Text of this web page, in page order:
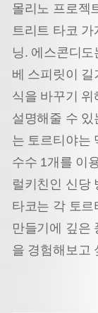
몰리노 프로젝
트리트 타코 가
닝. 에스콘디
베 스피릿이
식을 바꾸기
설명해줄 수
는 토르티야는
수수 1개를 이
럴키친인 신당
타코는 각 토
만들기에 깊은
을 경험해보고